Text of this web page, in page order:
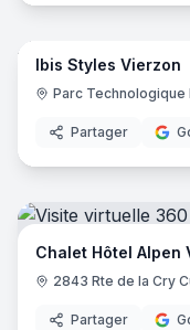
Ibis Styles Vierzon
Parc Technologique
Partager
Chalet Hôtel Alpen
2843 Rte de la Cry
Partager